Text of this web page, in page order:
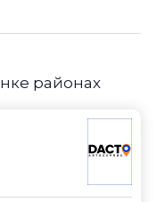
районах